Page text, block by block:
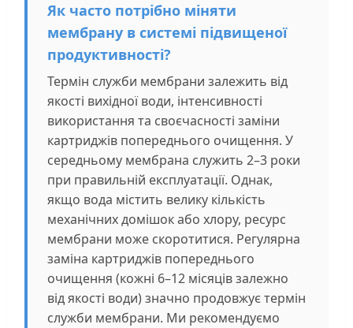
Як часто потрібно міняти
мембрану в системі підвищеної
продуктивності?
Термін служби мембрани залежить від
якості вихідної води, інтенсивності
використання та своєчасності заміни
картриджів попереднього очищення. У
середньому мембрана служить 2–3 роки
при правильній експлуатації. Однак,
якщо вода містить велику кількість
механічних домішок або хлору, ресурс
мембрани може скоротитися. Регулярна
заміна картриджів попереднього
очищення (кожні 6–12 місяців залежно
від якості води) значно продовжує термін
служби мембрани. Ми рекомендуємо